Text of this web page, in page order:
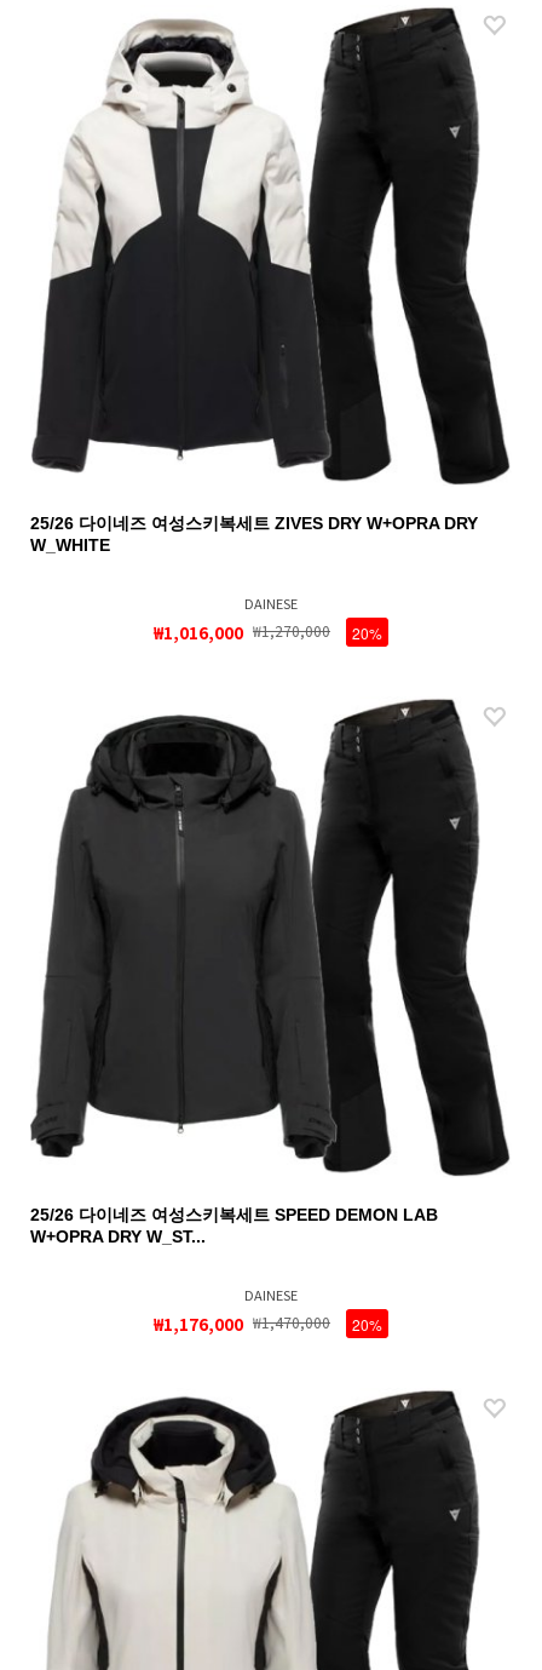
25/26 다이네즈 여성스키복세트 ZIVES DRY W+OPRA DRY
W_WHITE
DAINESE
₩1,016,000 ₩1,270,000 20%
25/26 다이네즈 여성스키복세트 SPEED DEMON LAB
W+OPRA DRY W_ST...
DAINESE
₩1,176,000 ₩1,470,000 20%